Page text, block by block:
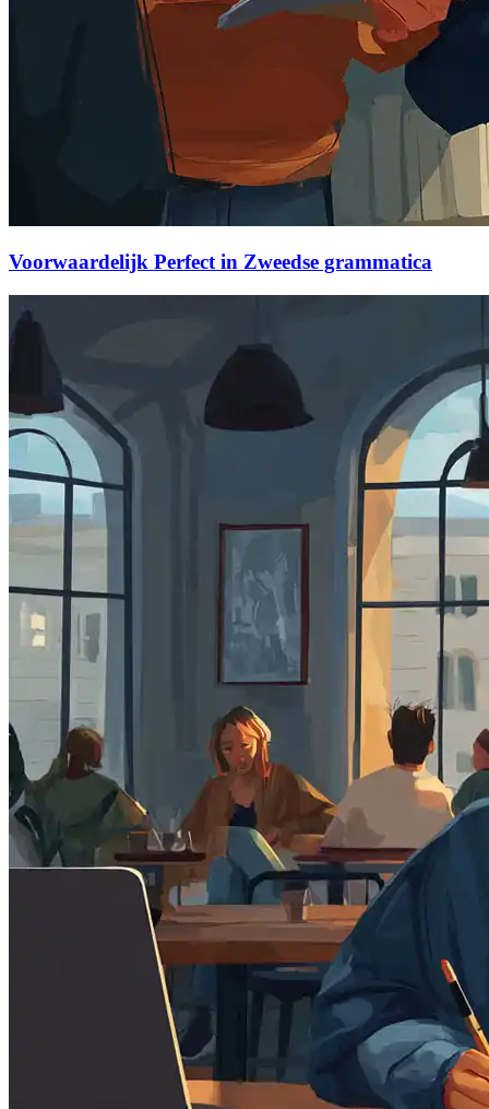
Voorwaardelijk Perfect in Zweedse grammatica